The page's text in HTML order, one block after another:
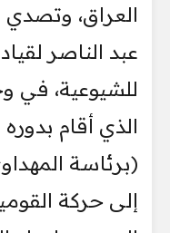
العراق،
عبد الناصر
للشيوعية، في
الذي أقام
(برئاسة
إلى حركة